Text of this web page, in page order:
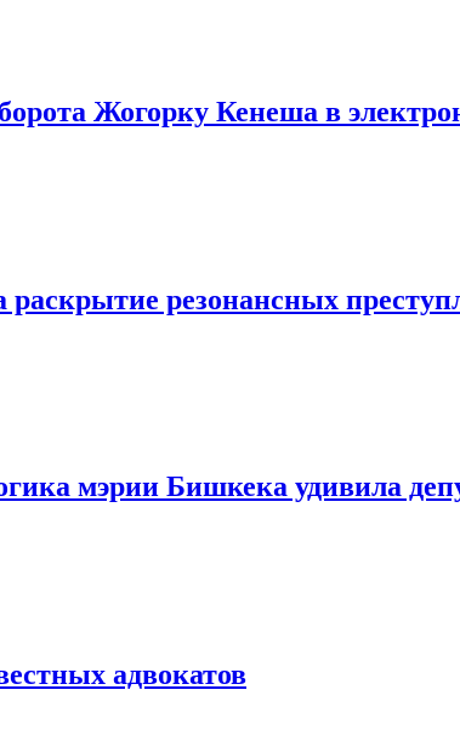
Жогорку Кенеша в
резонансных
мэрии Бишкека удивила
адвокатов